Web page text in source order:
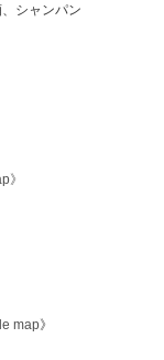
シャンパン
》
map》